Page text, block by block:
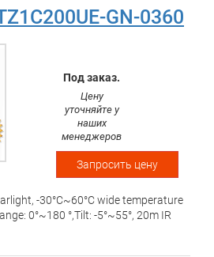
лиц IP67; рабочаяGN-0360
-30°C~60°C wide temperature
0°~180 °,Tilt: -5°~55°, 20m IR
Под заказ.
Цену
уточняйте у
наших
менеджеров
Запросить цену